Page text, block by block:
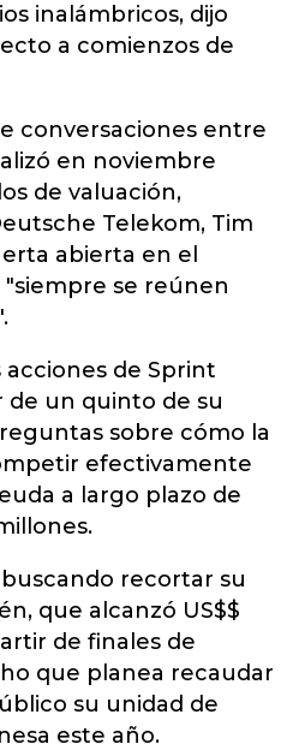
inalámbricos, dijo
a comienzos de
conversaciones entre
en noviembre
de valuación,
Telekom, Tim
abierta en el
se reúnen
acciones de Sprint
un quinto de su
sobre cómo la
efectivamente
a largo plazo de
recortar su
que alcanzó US$$
de finales de
que planea recaudar
su unidad de
este año.